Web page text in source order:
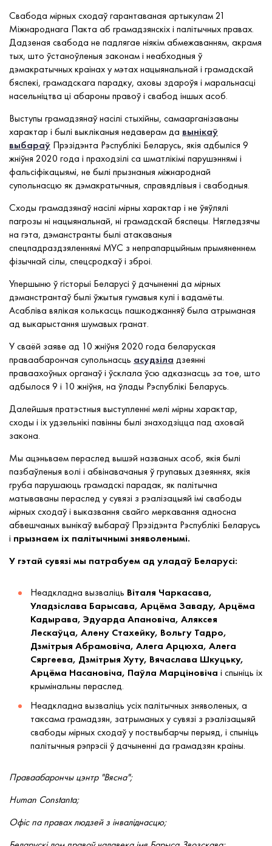
Свабода мірных сходаў гарантаваная артыкулам 21
Міжнароднага Пакта аб грамадзянскіх і палітычных правах.
Дадзеная свабода не падлягае ніякім абмежаванням, акрамя
тых, што ўстаноўленыя законам і неабходныя ў
дэмакратычных краінах у мэтах нацыянальнай і грамадскай
бяспекі, грамадскага парадку, аховы здароўя і маральнасці
насельніцтва ці абароны правоў і свабод іншых асоб.
Выступы грамадзянаў насілі стыхійны, самаарганізаваны
характар і былі выкліканыя недаверам да вынікаў
выбараў Прэзідэнта Рэспублікі Беларусь, якія адбыліся 9
жніўня 2020 года і праходзілі са шматлікімі парушэннямі і
фальсіфікацыямі, не былі прызнаныя міжнароднай
супольнасцю як дэмакратычныя, справядлівыя і свабодныя.
Сходы грамадзянаў насілі мірны характар і не ўяўлялі
пагрозы ні нацыянальнай, ні грамадскай бяспецы. Нягледзячы
на гэта, дэманстранты былі атакаваныя
спецпадраздзяленнямі МУС з непрапарцыйным прымяненнем
фізычнай сілы, спецсродкаў і зброі.
Упершыню ў гісторыі Беларусі ў дачыненні да мірных
дэманстрантаў былі ўжытыя гумавыя кулі і вадамёты.
Асабліва вялікая колькасць пашкоджанняў была атрыманая
ад выкарыстання шумавых гранат.
У сваёй заяве ад 10 жніўня 2020 года беларуская
праваабарончая супольнасць асудзіла дзеянні
праваахоўных органаў і ўсклала ўсю адказнасць за тое, што
адбылося 9 і 10 жніўня, на ўлады Рэспублікі Беларусь.
Далейшыя пратэстныя выступленні мелі мірны характар,
сходы і іх удзельнікі павінны былі знаходзіцца пад аховай
закона.
Мы ацэньваем пераслед вышэй названых асоб, якія былі
пазбаўленыя волі і абвінавачаныя ў групавых дзеяннях, якія
груба парушаюць грамадскі парадак, як палітычна
матываваны пераслед у сувязі з рэалізацыяй імі свабоды
мірных сходаў і выказвання свайго меркавання адносна
абвешчаных вынікаў выбараў Прэзідэнта Рэспублікі Беларусь
і прызнаем іх палітычнымі зняволенымі.
У гэтай сувязі мы патрабуем ад уладаў Беларусі:
Неадкладна вызваліць Віталя Чаркасава,
Уладзіслава Барысава, Арцёма Заваду, Арцёма
Кадырава, Эдуарда Апановіча, Аляксея
Лескаўца, Алену Стахейку, Вольгу Тадро,
Дзмітрыя Абрамовіча, Алега Арцюха, Алега
Сяргеева, Дзмітрыя Хуту, Вячаслава Шкуцьку,
Арцёма Насановіча, Паўла Марціновіча і спыніць іх
крымінальны пераслед.
Неадкладна вызваліць усіх палітычных зняволеных, а
таксама грамадзян, затрыманых у сувязі з рэалізацыяй
свабоды мірных сходаў у поствыбарчы перыяд, і спыніць
палітычныя рэпрэсіі ў дачыненні да грамадзян краіны.
Праваабарончы цэнтр "Вясна";
Human Constanta;
Офіс па правах людзей з інваліднасцю;